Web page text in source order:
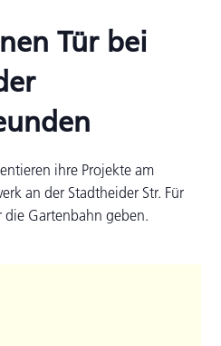
Tür bei
ihre Projekte am
an der Stadtheider Str. Für
Gartenbahn geben.